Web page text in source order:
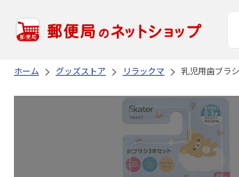
ホーム グッズストア リラックマ 乳児用歯ブラ